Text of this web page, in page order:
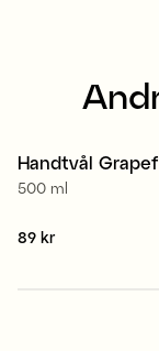
2 för 139 kr
Handtvål
500 ml
Pris:
89 kr